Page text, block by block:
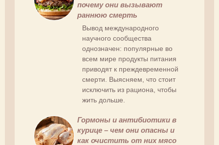
почему они вызывают
раннюю смерть
Вывод международного
научного сообщества
однозначен: популярные во
всем мире продукты питания
приводят к преждевременной
смерти. Выясняем, что стоит
исключить из рациона, чтобы
жить дольше.
Гормоны и антибиотики в
курице – чем они опасны и
как очистить от них мясо